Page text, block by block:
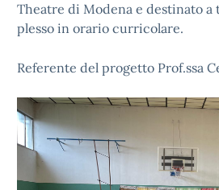
Theatre di Modena e destinato a
plesso in orario curricolare.
Referente del progetto Prof.ssa